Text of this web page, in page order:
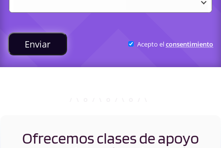
Enviar Acepto elconsentimiento
Ofrecemos clases de apoyo